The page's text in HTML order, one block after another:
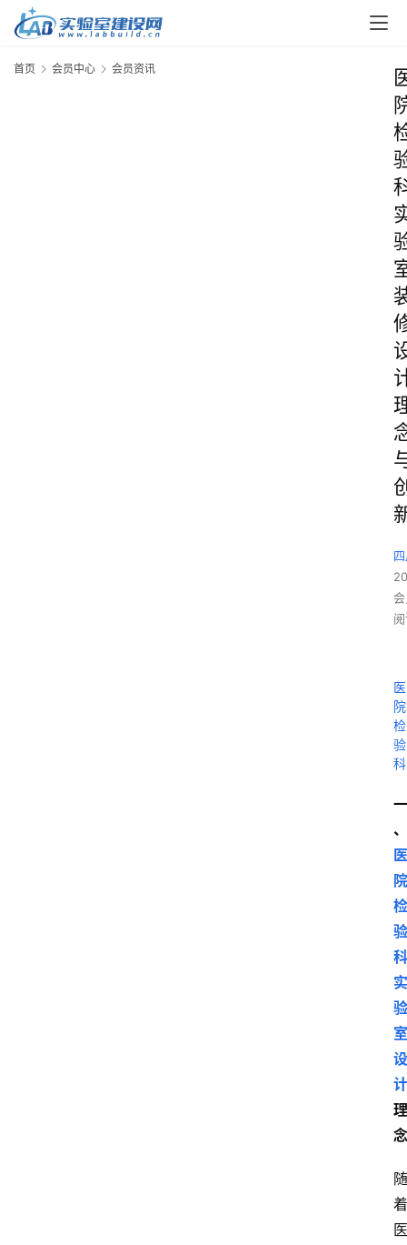
首页 会员中心 会员资讯
医
院
检
验
科
一
、
医
院
检
验
科
实
验
室
设
计
理
念
随
着
医